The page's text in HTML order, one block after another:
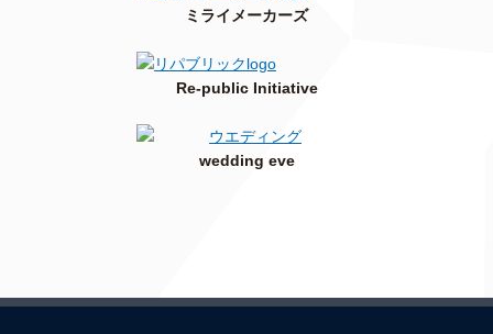
ミライメーカーズ
Re-public Initiative
wedding eve